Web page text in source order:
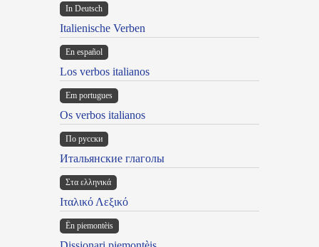
In Deutsch
Italienische Verben
En español
Los verbos italianos
Em portugues
Os verbos italianos
По русски
Итальянские глаголы
Στα ελληνικά
Ιταλικό Λεξικό
Ën piemontèis